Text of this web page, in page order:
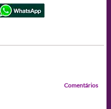
Comentários